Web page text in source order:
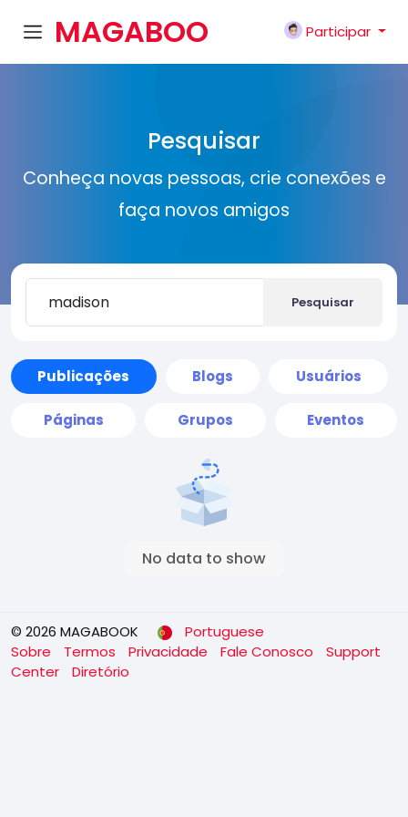
MAGABOO
Participar
Pesquisar
Conheça novas pessoas, crie conexões e
faça novos amigos
Pesquisar
Publicações Blogs Usuários
Páginas Grupos Eventos
No data to show
© 2026 MAGABOOK
Portuguese
Sobre
Termos Privacidade Fale Conosco
Support
Center
Diretório